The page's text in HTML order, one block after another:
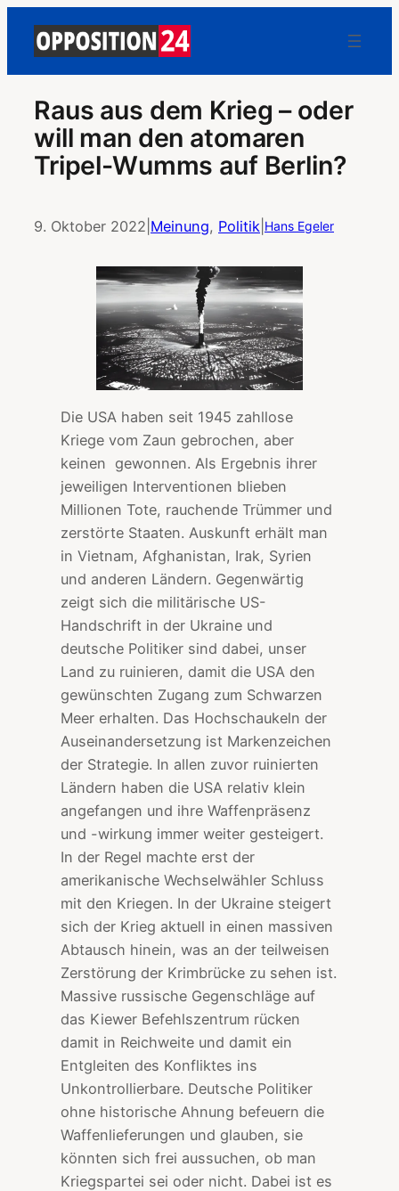
Raus aus dem Krieg – oder
will man den atomaren
Tripel-Wumms auf Berlin?
9. Oktober 2022 Meinung, Politik Hans Egeler
Die USA haben seit 1945 zahllose
Kriege vom Zaun gebrochen, aber
keinen gewonnen. Als Ergebnis ihrer
jeweiligen Interventionen blieben
Millionen Tote, rauchende Trümmer und
zerstörte Staaten. Auskunft erhält man
in Vietnam, Afghanistan, Irak, Syrien
und anderen Ländern. Gegenwärtig
zeigt sich die militärische US-
Handschrift in der Ukraine und
deutsche Politiker sind dabei, unser
Land zu ruinieren, damit die USA den
gewünschten Zugang zum Schwarzen
Meer erhalten. Das Hochschaukeln der
Auseinandersetzung ist Markenzeichen
der Strategie. In allen zuvor ruinierten
Ländern haben die USA relativ klein
angefangen und ihre Waffenpräsenz
und -wirkung immer weiter gesteigert.
In der Regel machte erst der
amerikanische Wechselwähler Schluss
mit den Kriegen. In der Ukraine steigert
sich der Krieg aktuell in einen massiven
Abtausch hinein, was an der teilweisen
Zerstörung der Krimbrücke zu sehen ist.
Massive russische Gegenschläge auf
das Kiewer Befehlszentrum rücken
damit in Reichweite und damit ein
Entgleiten des Konfliktes ins
Unkontrollierbare. Deutsche Politiker
ohne historische Ahnung befeuern die
Waffenlieferungen und glauben, sie
könnten sich frei aussuchen, ob man
Kriegspartei sei oder nicht. Dabei ist es